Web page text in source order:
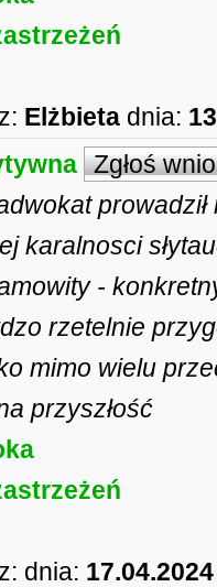
Elżbieta dnia:
Zgłoś
karalnosci
-
rzetelnie
mimo wielu
przyszłość
dnia: